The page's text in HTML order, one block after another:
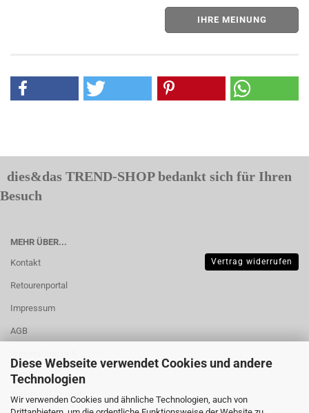
Diese Webseite verwendet Cookies und andere
Technologien
Wir verwenden Cookies und ähnliche Technologien, auch von
IHRE MEINUNG
dies&das TREND-SHOP bedankt sich für Ihren
Besuch
MEHR ÜBER...
Kontakt
Retourenportal
Impressum
AGB
Muster-
Widerrufsformular
Vertrag widerrufen